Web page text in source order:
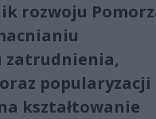
rozwoju
zatrudnienia,
popularyzacji
kształtowanie